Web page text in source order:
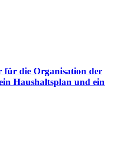
für die Organisation der
Haushaltsplan und ein